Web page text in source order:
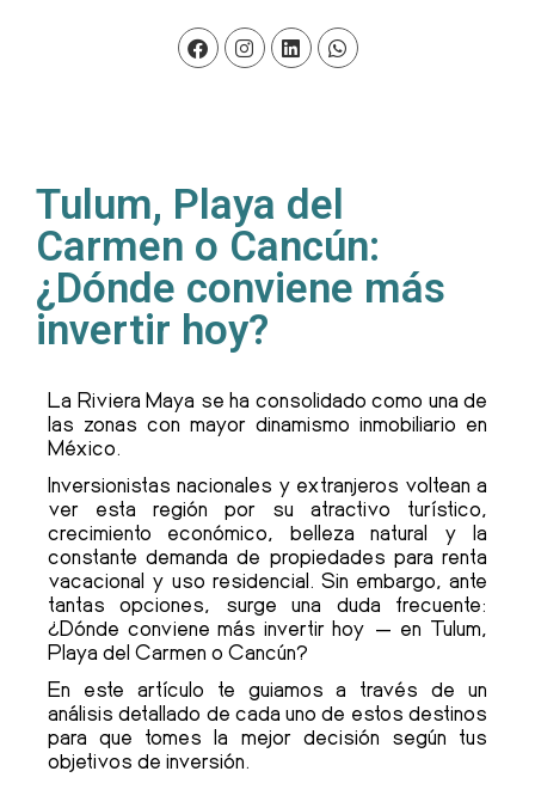
Tulum, Playa del
Carmen o Cancún:
¿Dónde conviene más
invertir hoy?
La Riviera Maya se ha consolidado como una de
las zonas con mayor dinamismo inmobiliario en
México.
Inversionistas nacionales y extranjeros voltean a
ver esta región por su atractivo turístico,
crecimiento económico, belleza natural y la
constante demanda de propiedades para renta
vacacional y uso residencial. Sin embargo, ante
tantas opciones, surge una duda frecuente:
¿Dónde conviene más invertir hoy — en Tulum,
Playa del Carmen o Cancún?
En este artículo te guiamos a través de un
análisis detallado de cada uno de estos destinos
para que tomes la mejor decisión según tus
objetivos de inversión.